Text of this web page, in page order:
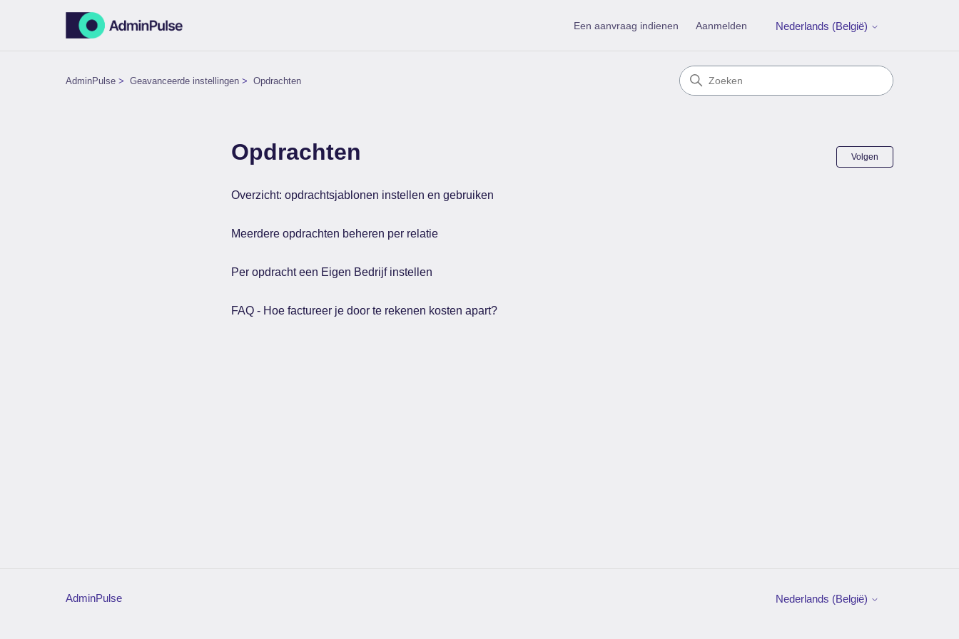
Een aanvraag indienen Aanmelden Nederlands (België)
AdminPulse Geavanceerde instellingen Opdrachten
Opdrachten Volgen
Overzicht: opdrachtsjablonen instellen en gebruiken
Meerdere opdrachten beheren per relatie
Per opdracht een Eigen Bedrijf instellen
FAQ - Hoe factureer je door te rekenen kosten apart?
AdminPulse Nederlands (België)